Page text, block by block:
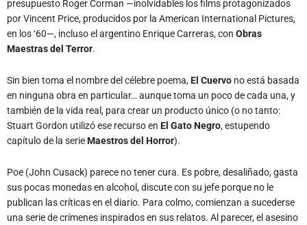
presupuesto Roger Corman —inolvidables los films protagonizados
por Vincent Price, producidos por la American International Pictures,
en los ‘60—, incluso el argentino Enrique Carreras, con Obras
Maestras del Terror.
Sin bien toma el nombre del célebre poema,El Cuervo no está basada
en ninguna obra en particular… aunque toma un poco de cada una, y
también de la vida real, para crear un producto único (o no tanto:
Stuart Gordon utilizó ese recurso en El Gato Negro, estupendo
capítulo de la serieMaestros del Horror).
Poe (John Cusack) parece no tener cura. Es pobre, desaliñado, gasta
sus pocas monedas en alcohol, discute con su jefe porque no le
publican las críticas en el diario. Para colmo, comienzan a sucederse
una serie de crímenes inspirados en sus relatos. Al parecer, el asesino